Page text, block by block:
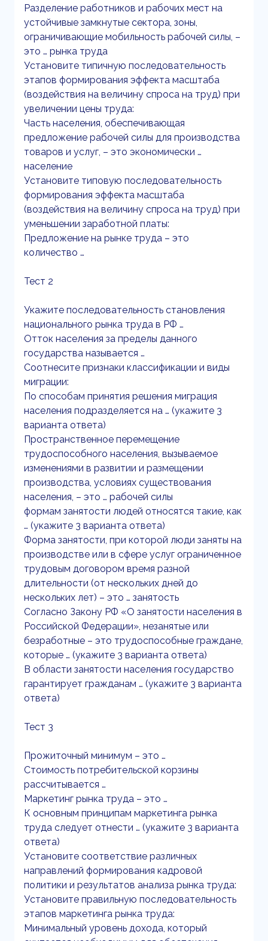
Разделение работников и рабочих мест на
устойчивые замкнутые сектора, зоны,
ограничивающие мобильность рабочей силы, –
это … рынка труда
Установите типичную последовательность
этапов формирования эффекта масштаба
(воздействия на величину спроса на труд) при
увеличении цены труда:
Часть населения, обеспечивающая
предложение рабочей силы для производства
товаров и услуг, – это экономически …
население
Установите типовую последовательность
формирования эффекта масштаба
(воздействия на величину спроса на труд) при
уменьшении заработной платы:
Предложение на рынке труда – это
количество …
Тест 2
Укажите последовательность становления
национального рынка труда в РФ …
Отток населения за пределы данного
государства называется …
Соотнесите признаки классификации и виды
миграции:
По способам принятия решения миграция
населения подразделяется на … (укажите 3
варианта ответа)
Пространственное перемещение
трудоспособного населения, вызываемое
изменениями в развитии и размещении
производства, условиях существования
населения, – это … рабочей силы
формам занятости людей относятся такие, как
… (укажите 3 варианта ответа)
Форма занятости, при которой люди заняты на
производстве или в сфере услуг ограниченное
трудовым договором время разной
длительности (от нескольких дней до
нескольких лет) – это … занятость
Согласно Закону РФ «О занятости населения в
Российской Федерации», незанятые или
безработные – это трудоспособные граждане,
которые … (укажите 3 варианта ответа)
В области занятости населения государство
гарантирует гражданам … (укажите 3 варианта
ответа)
Тест 3
Прожиточный минимум – это …
Стоимость потребительской корзины
рассчитывается …
Маркетинг рынка труда – это …
К основным принципам маркетинга рынка
труда следует отнести … (укажите 3 варианта
ответа)
Установите соответствие различных
направлений формирования кадровой
политики и результатов анализа рынка труда:
Установите правильную последовательность
этапов маркетинга рынка труда:
Минимальный уровень дохода, который